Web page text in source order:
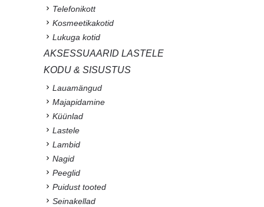
Telefonikott
Kosmeetikakotid
Lukuga kotid
AKSESSUAARID LASTELE
KODU & SISUSTUS
Lauamängud
Majapidamine
Küünlad
Lastele
Lambid
Nagid
Peeglid
Puidust tooted
Seinakellad